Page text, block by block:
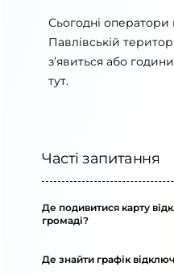
Сьогодні
Павлівській
з’явиться або
тут.
Часті запитання
Де подивитися карту
громаді?
Де знайти графік